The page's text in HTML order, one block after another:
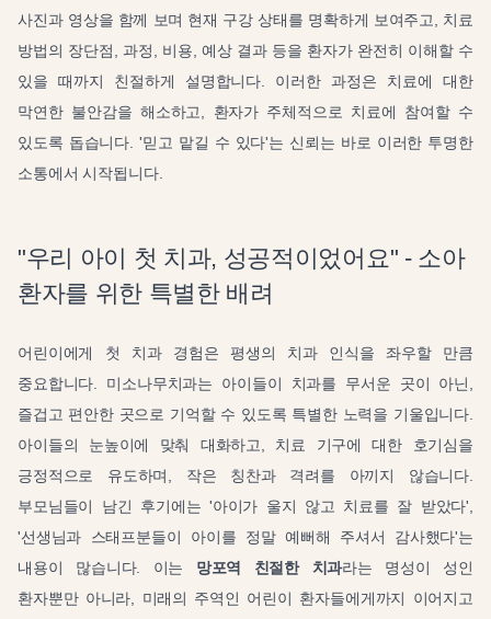
사진과 영상을 함께 보며 현재 구강 상태를 명확하게 보여주고, 치료
방법의 장단점, 과정, 비용, 예상 결과 등을 환자가 완전히 이해할 수
있을 때까지 친절하게 설명합니다. 이러한 과정은 치료에 대한
막연한 불안감을 해소하고, 환자가 주체적으로 치료에 참여할 수
있도록 돕습니다. '믿고 맡길 수 있다'는 신뢰는 바로 이러한 투명한
소통에서 시작됩니다.
"우리 아이 첫 치과, 성공적이었어요" - 소아
환자를 위한 특별한 배려
어린이에게 첫 치과 경험은 평생의 치과 인식을 좌우할 만큼
중요합니다. 미소나무치과는 아이들이 치과를 무서운 곳이 아닌,
즐겁고 편안한 곳으로 기억할 수 있도록 특별한 노력을 기울입니다.
아이들의 눈높이에 맞춰 대화하고, 치료 기구에 대한 호기심을
긍정적으로 유도하며, 작은 칭찬과 격려를 아끼지 않습니다.
부모님들이 남긴 후기에는 '아이가 울지 않고 치료를 잘 받았다',
'선생님과 스태프분들이 아이를 정말 예뻐해 주셔서 감사했다'는
내용이 많습니다. 이는 망포역 친절한 치과라는 명성이 성인
환자뿐만 아니라, 미래의 주역인 어린이 환자들에게까지 이어지고